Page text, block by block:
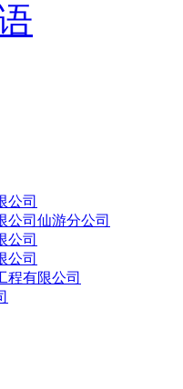
公司
公司仙游分公司
公司
公司
程有限公司